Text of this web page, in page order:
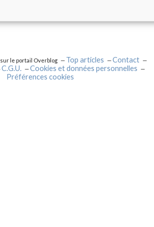
sur le portail Overblog Top articles
Contact
C.G.U.
Cookies et données personnelles
Préférences cookies